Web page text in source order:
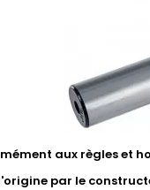
aux règles et
par le